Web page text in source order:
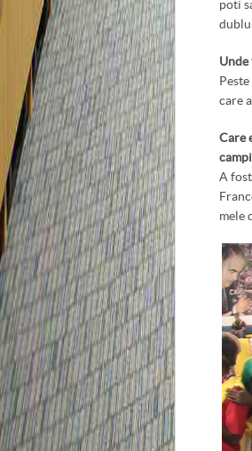
poti
Unde
care
Care
A
mele